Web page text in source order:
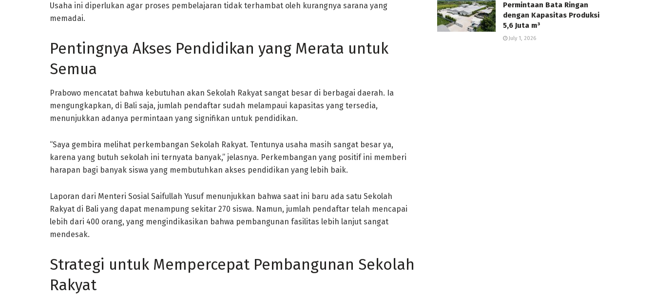
Usaha ini diperlukan agar proses pembelajaran tidak terhambat oleh kurangnya sarana yang
memadai.
Pentingnya Akses Pendidikan yang Merata untuk
Semua
Prabowo mencatat bahwa kebutuhan akan Sekolah Rakyat sangat besar di berbagai daerah. Ia
mengungkapkan, di Bali saja, jumlah pendaftar sudah melampaui kapasitas yang tersedia,
menunjukkan adanya permintaan yang signifikan untuk pendidikan.
“Saya gembira melihat perkembangan Sekolah Rakyat. Tentunya usaha masih sangat besar ya,
karena yang butuh sekolah ini ternyata banyak,” jelasnya. Perkembangan yang positif ini memberi
harapan bagi banyak siswa yang membutuhkan akses pendidikan yang lebih baik.
Laporan dari Menteri Sosial Saifullah Yusuf menunjukkan bahwa saat ini baru ada satu Sekolah
Rakyat di Bali yang dapat menampung sekitar 270 siswa. Namun, jumlah pendaftar telah mencapai
lebih dari 400 orang, yang mengindikasikan bahwa pembangunan fasilitas lebih lanjut sangat
mendesak.
Strategi untuk Mempercepat Pembangunan Sekolah
Rakyat
Permintaan Bata Ringan
dengan Kapasitas Produksi
5,6 Juta m³
July 1, 2026